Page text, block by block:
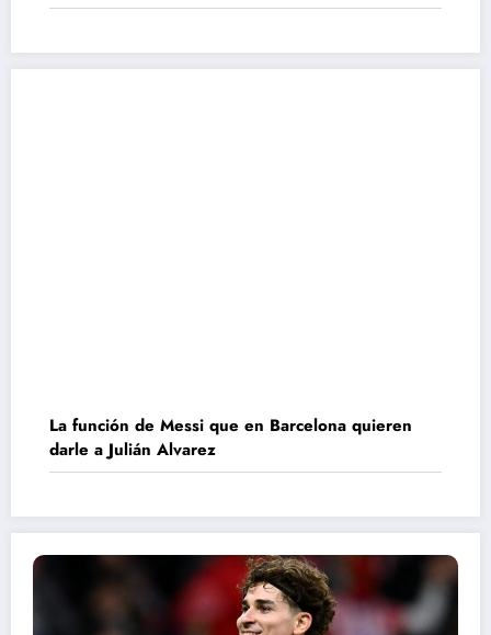
La función de Messi que en Barcelona quieren
darle a Julián Alvarez